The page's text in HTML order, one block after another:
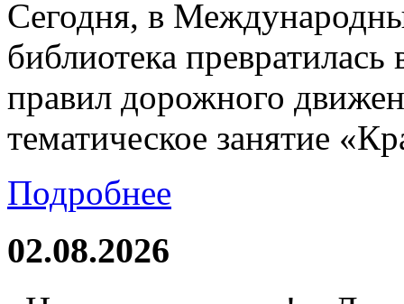
Сегодня, в
библиотека
правил дорожного
тематическое занятие
Подробнее
02.08.2026